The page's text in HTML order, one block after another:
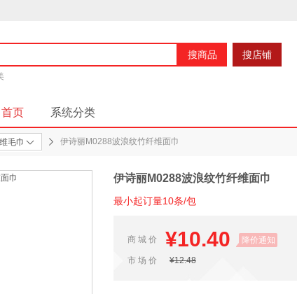
搜商品 搜店铺
首页 系统分类
毛巾 伊诗丽M0288波浪纹竹纤维面巾
伊诗丽M0288波浪纹竹纤维面巾
最小起订量10条/包
商 城 价 ¥10.40 降价通知
市 场 价 ¥12.48